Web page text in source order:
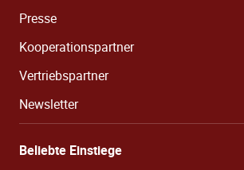
Presse
Kooperationspartner
Vertriebspartner
Newsletter
Beliebte Einstiege